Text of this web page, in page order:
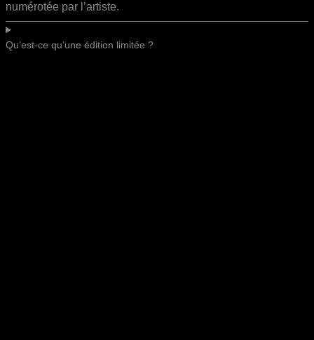
numérotée par l’artiste.
Qu’est-ce qu’une édition limitée ?